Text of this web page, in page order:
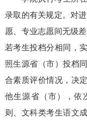
录取的有关规定。对
愿、专业志愿间无级
若考生投档分相同，
照生源省（市）投档
合素质评价情况，决
他生源省（市），依
则、文科类考生语文